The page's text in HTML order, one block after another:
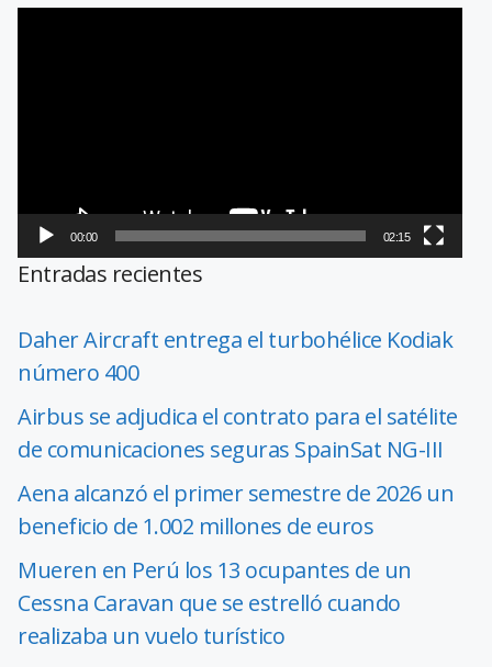
00:00 02:15
Entradas recientes
Daher Aircraft entrega el turbohélice Kodiak
número 400
Airbus se adjudica el contrato para el satélite
de comunicaciones seguras SpainSat NG-III
Aena alcanzó el primer semestre de 2026 un
beneficio de 1.002 millones de euros
Mueren en Perú los 13 ocupantes de un
Cessna Caravan que se estrelló cuando
realizaba un vuelo turístico